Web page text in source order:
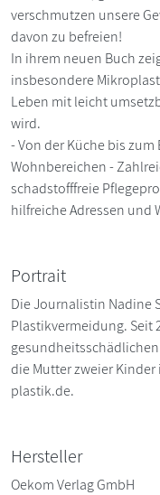
verschmutzen unsere
davon zu befreien!
In ihrem neuen Buch
insbesondere
Leben mit leicht
wird.
- Von der Küche bis
Wohnbereichen -
schadstofffreie
hilfreiche Adressen und
Portrait
Die Journalistin Nadine
Plastikvermeidung. Seit
die Mutter zweier
plastik.de.
Hersteller
Oekom Verlag GmbH